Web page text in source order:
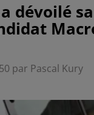
dévoilé
par Pascal Kury